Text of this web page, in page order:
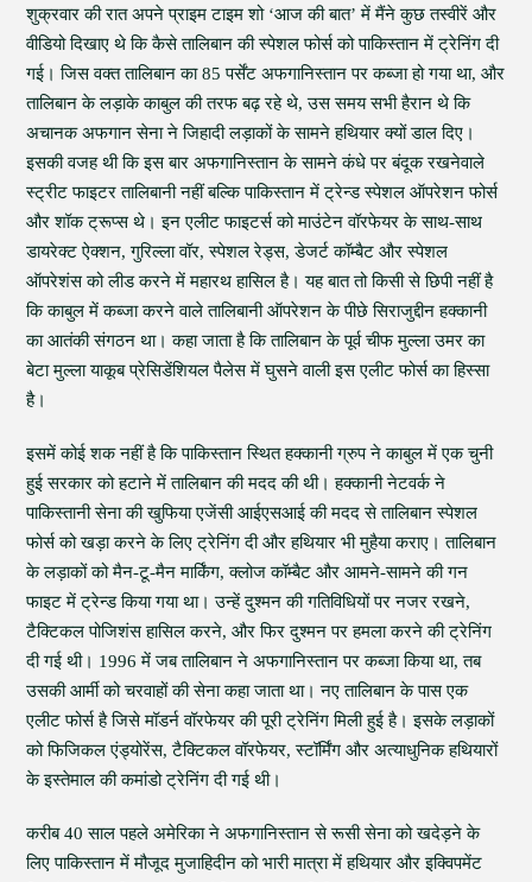
शुक्रवार की रात अपने प्राइम टाइम शो ‘आज की बात’ में मैंने कुछ तस्वीरें और
वीडियो दिखाए थे कि कैसे तालिबान की स्पेशल फोर्स को पाकिस्तान में ट्रेनिंग दी
गई। जिस वक्त तालिबान का 85 पर्सेंट अफगानिस्तान पर कब्जा हो गया था, और
तालिबान के लड़ाके काबुल की तरफ बढ़ रहे थे, उस समय सभी हैरान थे कि
अचानक अफगान सेना ने जिहादी लड़ाकों के सामने हथियार क्यों डाल दिए।
इसकी वजह थी कि इस बार अफगानिस्तान के सामने कंधे पर बंदूक रखनेवाले
स्ट्रीट फाइटर तालिबानी नहीं बल्कि पाकिस्तान में ट्रेन्ड स्पेशल ऑपरेशन फोर्स
और शॉक ट्रूप्स थे। इन एलीट फाइटर्स को माउंटेन वॉरफेयर के साथ-साथ
डायरेक्ट ऐक्शन, गुरिल्ला वॉर, स्पेशल रेड्स, डेजर्ट कॉम्बैट और स्पेशल
ऑपरेशंस को लीड करने में महारथ हासिल है। यह बात तो किसी से छिपी नहीं है
कि काबुल में कब्जा करने वाले तालिबानी ऑपरेशन के पीछे सिराजुद्दीन हक्कानी
का आतंकी संगठन था। कहा जाता है कि तालिबान के पूर्व चीफ मुल्ला उमर का
बेटा मुल्ला याकूब प्रेसिडेंशियल पैलेस में घुसने वाली इस एलीट फोर्स का हिस्सा
है।
इसमें कोई शक नहीं है कि पाकिस्तान स्थित हक्कानी ग्रुप ने काबुल में एक चुनी
हुई सरकार को हटाने में तालिबान की मदद की थी। हक्कानी नेटवर्क ने
पाकिस्तानी सेना की खुफिया एजेंसी आईएसआई की मदद से तालिबान स्पेशल
फोर्स को खड़ा करने के लिए ट्रेनिंग दी और हथियार भी मुहैया कराए। तालिबान
के लड़ाकों को मैन-टू-मैन मार्किंग, क्लोज कॉम्बैट और आमने-सामने की गन
फाइट में ट्रेन्ड किया गया था। उन्हें दुश्मन की गतिविधियों पर नजर रखने,
टैक्टिकल पोजिशंस हासिल करने, और फिर दुश्मन पर हमला करने की ट्रेनिंग
दी गई थी। 1996 में जब तालिबान ने अफगानिस्तान पर कब्जा किया था, तब
उसकी आर्मी को चरवाहों की सेना कहा जाता था। नए तालिबान के पास एक
एलीट फोर्स है जिसे मॉडर्न वॉरफेयर की पूरी ट्रेनिंग मिली हुई है। इसके लड़ाकों
को फिजिकल एंड्योरेंस, टैक्टिकल वॉरफेयर, स्टॉर्मिंग और अत्याधुनिक हथियारों
के इस्तेमाल की कमांडो ट्रेनिंग दी गई थी।
करीब 40 साल पहले अमेरिका ने अफगानिस्तान से रूसी सेना को खदेड़ने के
लिए पाकिस्तान में मौजूद मुजाहिदीन को भारी मात्रा में हथियार और इक्विपमेंट